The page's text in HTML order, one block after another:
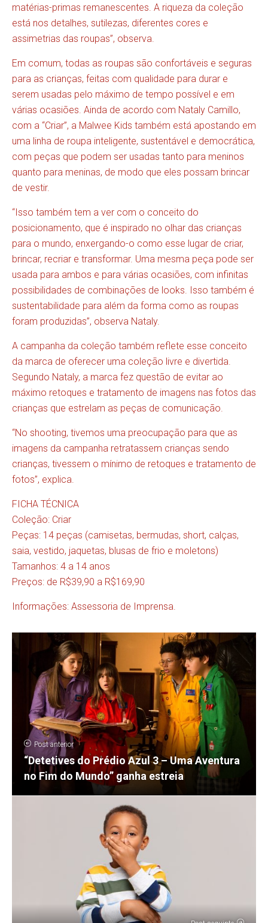
matérias-primas remanescentes. A riqueza da coleção
está nos detalhes, sutilezas, diferentes cores e
assimetrias das roupas”, observa.
Em comum, todas as roupas são confortáveis e seguras
para as crianças, feitas com qualidade para durar e
serem usadas pelo máximo de tempo possível e em
várias ocasiões. Ainda de acordo com Nataly Camillo,
com a “Criar”, a Malwee Kids também está apostando em
uma linha de roupa inteligente, sustentável e democrática,
com peças que podem ser usadas tanto para meninos
quanto para meninas, de modo que eles possam brincar
de vestir.
“Isso também tem a ver com o conceito do
posicionamento, que é inspirado no olhar das crianças
para o mundo, enxergando-o como esse lugar de criar,
brincar, recriar e transformar. Uma mesma peça pode ser
usada para ambos e para várias ocasiões, com infinitas
possibilidades de combinações de looks. Isso também é
sustentabilidade para além da forma como as roupas
foram produzidas”, observa Nataly.
A campanha da coleção também reflete esse conceito
da marca de oferecer uma coleção livre e divertida.
Segundo Nataly, a marca fez questão de evitar ao
máximo retoques e tratamento de imagens nas fotos das
crianças que estrelam as peças de comunicação.
“No shooting, tivemos uma preocupação para que as
imagens da campanha retratassem crianças sendo
crianças, tivessem o mínimo de retoques e tratamento de
fotos”, explica.
FICHA TÉCNICA
Coleção: Criar
Peças: 14 peças (camisetas, bermudas, short, calças,
saia, vestido, jaquetas, blusas de frio e moletons)
Tamanhos: 4 a 14 anos
Preços: de R$39,90 a R$169,90
Informações: Assessoria de Imprensa.
Post anterior
“Detetives do Prédio Azul 3 – Uma Aventura
no Fim do Mundo” ganha estreia